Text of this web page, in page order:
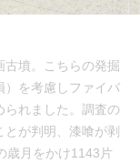
古墳。こちらの発掘
）を考慮しファイバ
られました。調査の
が判明、漆喰が剥
歳月をかけ1143片